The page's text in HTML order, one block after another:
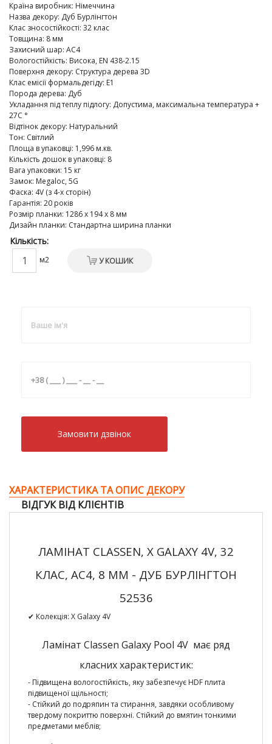
Країна виробник: Німеччина
Назва декору: Дуб Бурлінгтон
Клас зносостійкості: 32 клас
Товщина: 8 мм
Захисний шар: AC4
Вологостійкість: Висока, EN 438-2.15
Поверхня декору: Структура дерева 3D
Клас емісії формальдегіду: E1
Порода дерева: Дуб
Укладання під теплу підлогу: Допустима, максимальна температура +
27C °
Відтінок декору: Натуральний
Тон: Світлий
Площа в упаковці: 1,996 м.кв.
Кількість дошок в упаковці: 8
Вага упаковки: 15 кг
Замок: Megaloc, 5G
Фаска: 4V (з 4-х сторін)
Гарантія: 20 років
Розмір планки: 1286 х 194 х 8 мм
Дизайн планки: Стандартна ширина планки
Кількість:
м2 У КОШИК
Замовити дзвiнок
ХАРАКТЕРИСТИКА ТА ОПИС ДЕКОРУ
ВІДГУК ВІД КЛІЄНТІВ
ЛАМІНАТ CLASSEN, Х GALAXY 4V, 32
КЛАС, AC4, 8 ММ - ДУБ БУРЛІНГТОН
52536
✔ Колекція: Х Galaxy 4V
Ламінат Classen Galaxy Pool 4V має ряд
класних характеристик:
- Підвищена вологостійкість, яку забезпечує HDF плита
підвищеної щільності;
- Стійкий до подряпин та стирання, завдяки особливому
твердому покриттю поверхні. Стійкий до вмятин тонкими
предметами меблів;